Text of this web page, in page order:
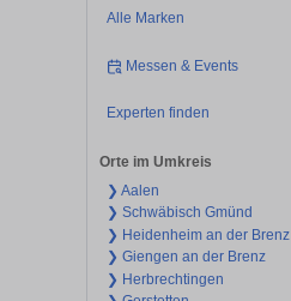
Alle Marken
Messen & Events
Experten finden
Orte im Umkreis
❯ Aalen
❯ Schwäbisch Gmünd
❯ Heidenheim an der Brenz
❯ Giengen an der Brenz
❯ Herbrechtingen